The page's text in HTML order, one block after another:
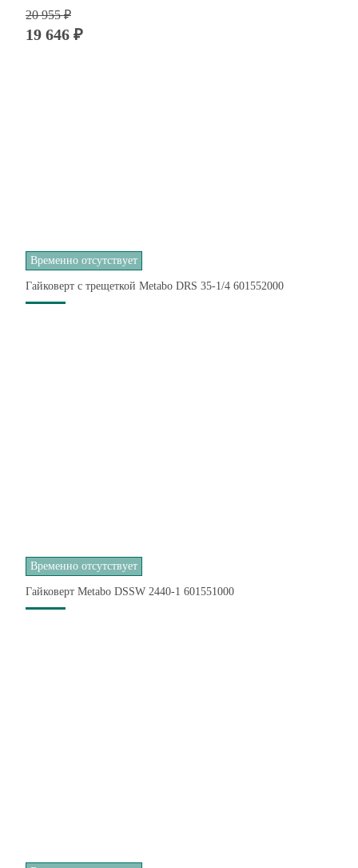
20 955 ₽
19 646 ₽
Временно отсутствует
Гайковерт с трещеткой Metabo DRS 35-1/4 601552000
Временно отсутствует
Гайковерт Metabo DSSW 2440-1 601551000